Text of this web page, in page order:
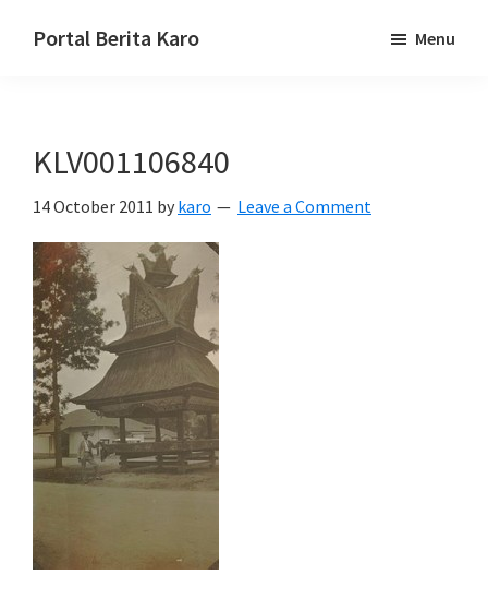
Portal Berita Karo
Karo,
Karo.
Menu
KLV001106840
14 October 2011 by karo Leave a Comment